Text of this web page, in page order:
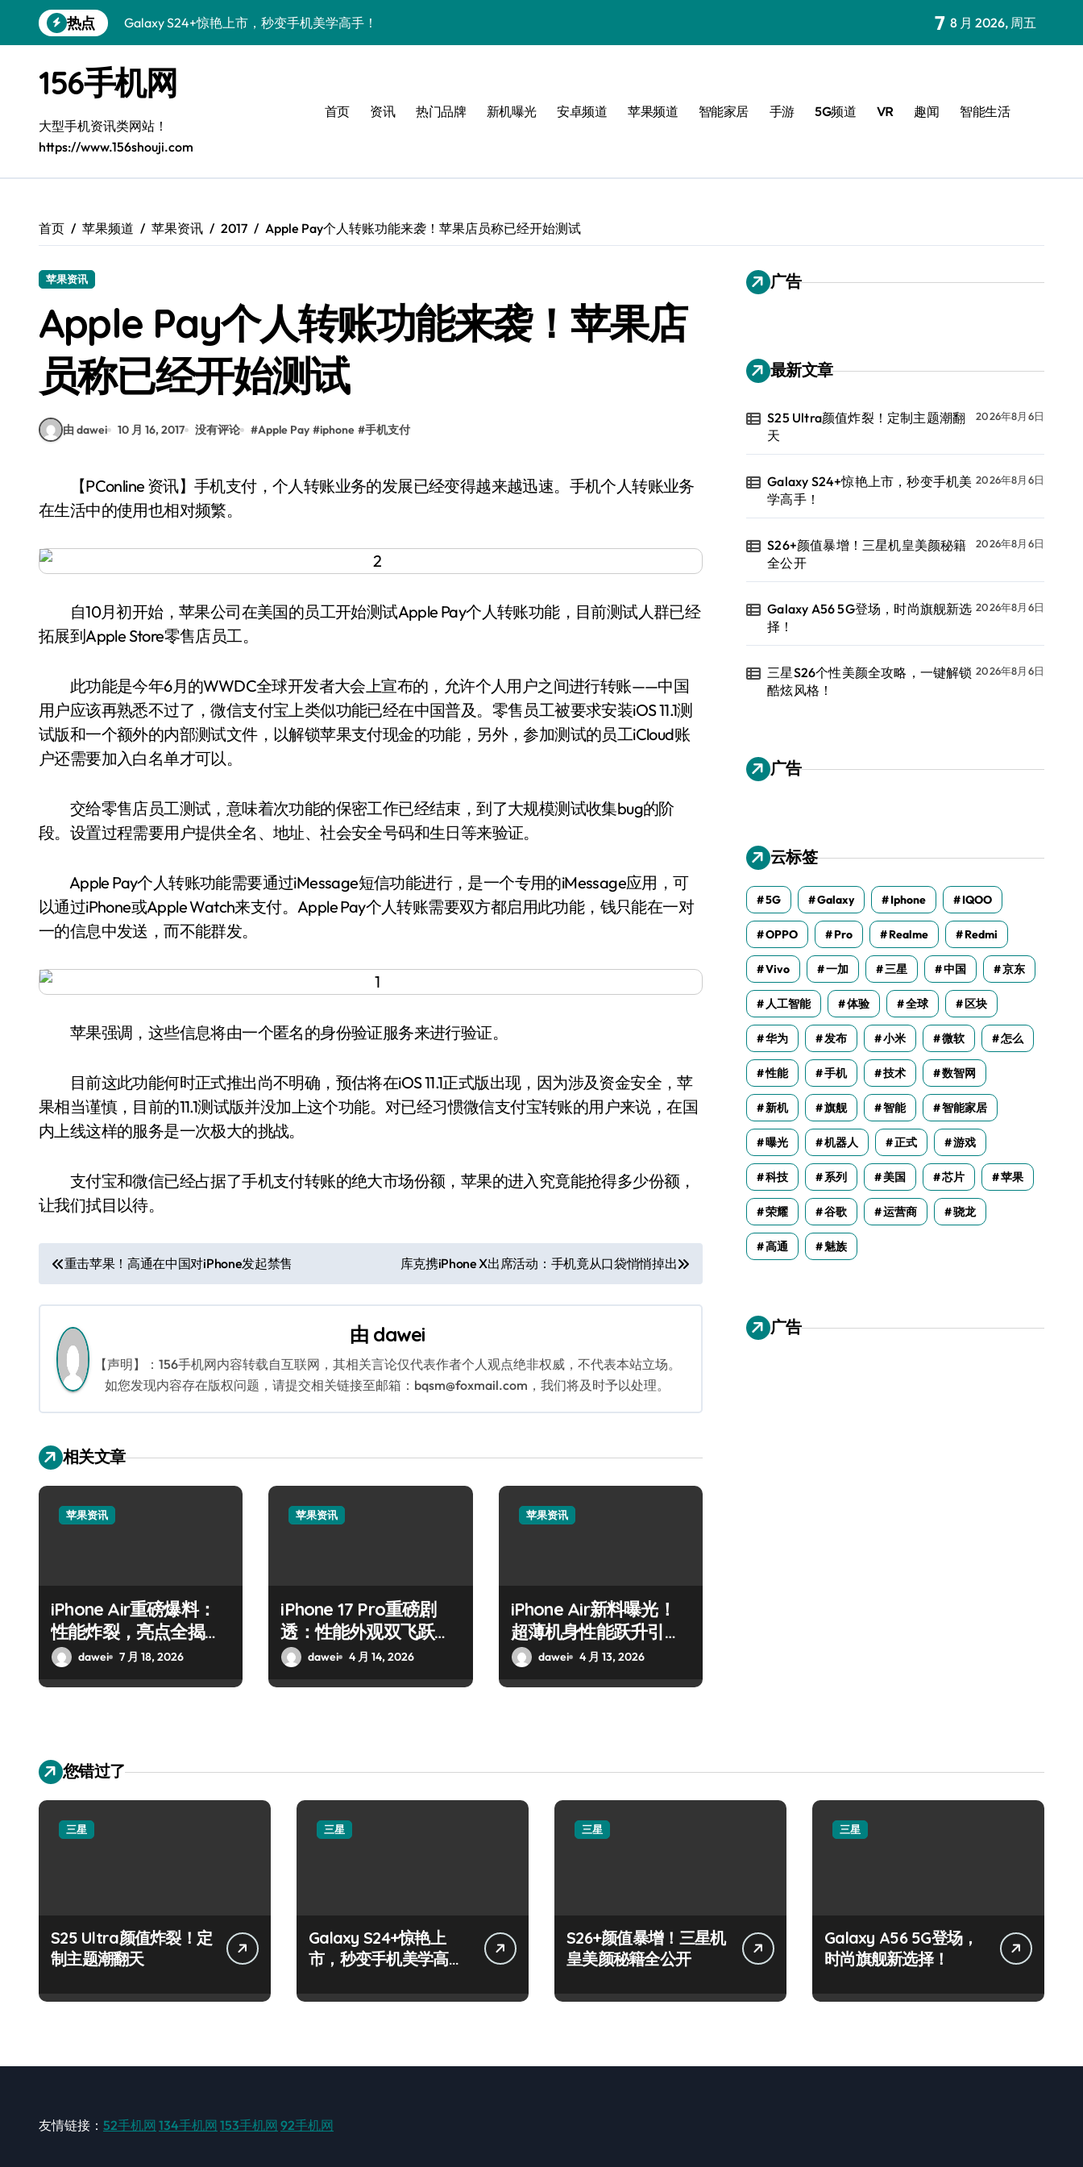
到
热点
Galaxy S24+惊艳上市，秒变手机美学高手！
Galaxy A56 5G登场，时尚旗舰新选择！
三星S26个性美颜全攻略，一键解锁酷炫风格！
S25美化秘籍：个性潮玩，炫酷加倍！
Galaxy C55 5G焕新秘籍：潮流定制，玩转无限可能
Galaxy Z Flip6：折叠时尚，一瞬惊艳
S25 Ultra颜值炸裂！定制主题潮翻天
7 8 月 2026, 周五
156手机网
大型手机资讯类网站！
https://www.156shouji.com
首页 资讯 热门品牌 新机曝光 安卓频道 苹果频道 智能家居 手游 5G频道 VR 趣闻 智能生活
首页 苹果频道 苹果资讯 2017 Apple Pay个人转账功能来袭！苹果店员称已经开始测试
苹果资讯
Apple Pay个人转账功能来袭！苹果店
员称已经开始测试
由 dawei 10 月 16, 2017 没有评论 #Apple Pay #iphone #手机支付
【PConline 资讯】手机支付，个人转账业务的发展已经变得越来越迅速。手机个人转账业务
在生活中的使用也相对频繁。
自10月初开始，苹果公司在美国的员工开始测试Apple Pay个人转账功能，目前测试人群已经
拓展到Apple Store零售店员工。
此功能是今年6月的WWDC全球开发者大会上宣布的，允许个人用户之间进行转账——中国
用户应该再熟悉不过了，微信支付宝上类似功能已经在中国普及。零售员工被要求安装iOS 11.1测
试版和一个额外的内部测试文件，以解锁苹果支付现金的功能，另外，参加测试的员工iCloud账
户还需要加入白名单才可以。
交给零售店员工测试，意味着次功能的保密工作已经结束，到了大规模测试收集bug的阶
段。设置过程需要用户提供全名、地址、社会安全号码和生日等来验证。
Apple Pay个人转账功能需要通过iMessage短信功能进行，是一个专用的iMessage应用，可
以通过iPhone或Apple Watch来支付。Apple Pay个人转账需要双方都启用此功能，钱只能在一对
一的信息中发送，而不能群发。
苹果强调，这些信息将由一个匿名的身份验证服务来进行验证。
目前这此功能何时正式推出尚不明确，预估将在iOS 11.1正式版出现，因为涉及资金安全，苹
果相当谨慎，目前的11.1测试版并没加上这个功能。对已经习惯微信支付宝转账的用户来说，在国
内上线这样的服务是一次极大的挑战。
支付宝和微信已经占据了手机支付转账的绝大市场份额，苹果的进入究竟能抢得多少份额，
让我们拭目以待。
文
章
导
航
重击苹果！高通在中国对iPhone发起禁售 库克携iPhone X出席活动：手机竟从口袋悄悄掉出
由 dawei
【声明】：156手机网内容转载自互联网，其相关言论仅代表作者个人观点绝非权威，不代表本站立场。
如您发现内容存在版权问题，请提交相关链接至邮箱：bqsm@foxmail.com，我们将及时予以处理。
相关文章
苹果资讯
iPhone Air重磅爆料：
性能炸裂，亮点全揭
秘！dawei 7 月 18, 2026
苹果资讯
iPhone 17 Pro重磅剧
透：性能外观双飞跃，
抢先揭秘新亮点！
dawei 4 月 14, 2026
苹果资讯
iPhone Air新料曝光！
超薄机身性能跃升引关
注
dawei 4 月 13, 2026
广告
最新文章
S25 Ultra颜值炸裂！定制主题潮翻
天
2026年8月6日
Galaxy S24+惊艳上市，秒变手机美
学高手！
2026年8月6日
S26+颜值暴增！三星机皇美颜秘籍
全公开
2026年8月6日
Galaxy A56 5G登场，时尚旗舰新选
择！
2026年8月6日
三星S26个性美颜全攻略，一键解锁
酷炫风格！
2026年8月6日
广告
云标签
5G Galaxy Iphone IQOO
OPPO Pro Realme Redmi
Vivo 一加 三星 中国 京东
人工智能 体验 全球 区块
华为 发布 小米 微软 怎么
性能 手机 技术 数智网
新机 旗舰 智能 智能家居
曝光 机器人 正式 游戏
科技 系列 美国 芯片 苹果
荣耀 谷歌 运营商 骁龙
高通 魅族
广告
您错过了
三星
S25 Ultra颜值炸裂！定
制主题潮翻天
三星
Galaxy S24+惊艳上
市，秒变手机美学高
三星
S26+颜值暴增！三星机
皇美颜秘籍全公开
三星
Galaxy A56 5G登场，
时尚旗舰新选择！
友情链接： 52手机网 134手机网 153手机网 92手机网